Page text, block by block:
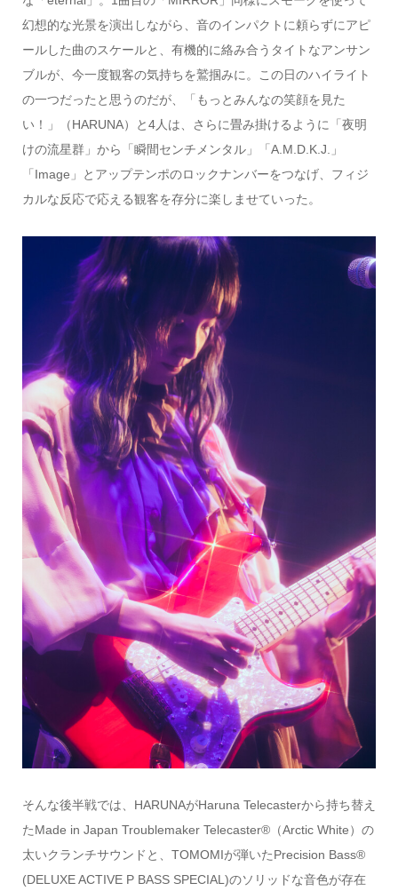
幻想的な光景を演出しながら、音のインパクトに頼らずにアピ
ールした曲のスケールと、有機的に絡み合うタイトなアンサン
ブルが、今一度観客の気持ちを鷲掴みに。この日のハイライト
の一つだったと思うのだが、「もっとみんなの笑顔を見た
い！」（HARUNA）と4人は、さらに畳み掛けるように「夜明
けの流星群」から「瞬間センチメンタル」「A.M.D.K.J.」
「Image」とアップテンポのロックナンバーをつなげ、フィジ
カルな反応で応える観客を存分に楽しませていった。
そんな後半戦では、HARUNAがHaruna Telecasterから持ち替え
たMade in Japan Troublemaker Telecaster®️（Arctic White）の
太いクランチサウンドと、TOMOMIが弾いたPrecision Bass®️
(DELUXE ACTIVE P BASS SPECIAL)のソリッドな音色が存在